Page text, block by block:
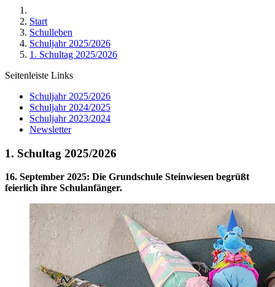
Start
Schulleben
Schuljahr 2025/2026
1. Schultag 2025/2026
Seitenleiste Links
Schuljahr 2025/2026
Schuljahr 2024/2025
Schuljahr 2023/2024
Newsletter
1. Schultag 2025/2026
16. September 2025: Die Grundschule Steinwiesen begrüßt
feierlich ihre Schulanfänger.